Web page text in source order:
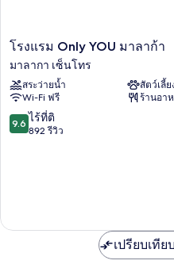
โรงแรม
YOU
มา
ลาก้
า
มาลา
โรงแรม Only YOU มาลาก้า
มาลากา เซ็นโทร
สระว่ายน้ำ
สัตว์เลี้
Wi-Fi ฟรี
ร้านอา
9.6
จาก
9.6 ไร้ที่ติ
892 รีวิว
เปรียบเที